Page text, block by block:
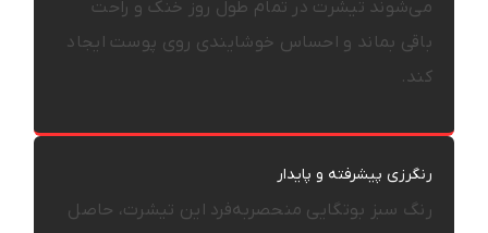
می‌شوند تیشرت در تمام طول روز خنک و راحت
باقی بماند و احساس خوشایندی روی پوست ایجاد
کند.
رنگرزی پیشرفته و پایدار
رنگ سبز بوتگایی منحصربه‌فرد این تیشرت، حاصل